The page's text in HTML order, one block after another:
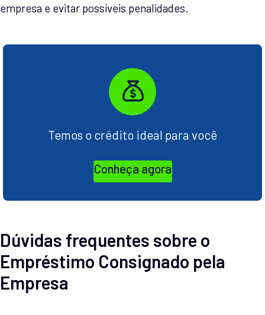
empresa e evitar possíveis penalidades.
Temos o crédito ideal para você
Conheça agora
Dúvidas frequentes sobre o
Empréstimo Consignado pela
Empresa